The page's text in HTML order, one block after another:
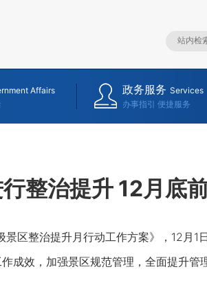
Affairs
政务服务 Services
办事指引 便捷服务
整治提升 12月底
整治提升月行动工作方案》，12月1
成效，加强景区规范管理，全面提升管